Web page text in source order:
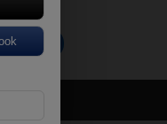
プに戻る
投稿